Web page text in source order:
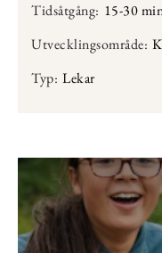
Tidsåtgång: 15-30
Utvecklingsområde:
Typ: Lekar